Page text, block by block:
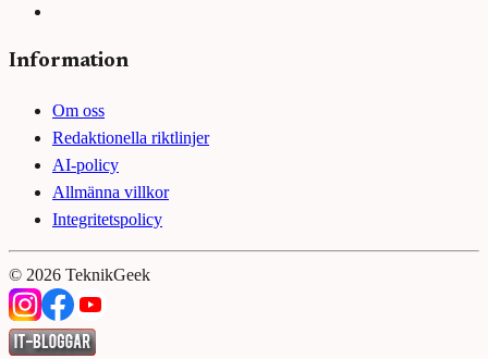
Information
Om oss
Redaktionella riktlinjer
AI-policy
Allmänna villkor
Integritetspolicy
© 2026 TeknikGeek